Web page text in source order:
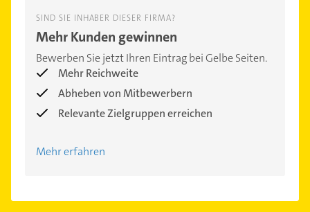
SIND SIE INHABER DIESER FIRMA?
Mehr Kunden gewinnen
Bewerben Sie jetzt Ihren Eintrag bei Gelbe Seiten.
Mehr Reichweite
Abheben von Mitbewerbern
Relevante Zielgruppen erreichen
Mehr erfahren